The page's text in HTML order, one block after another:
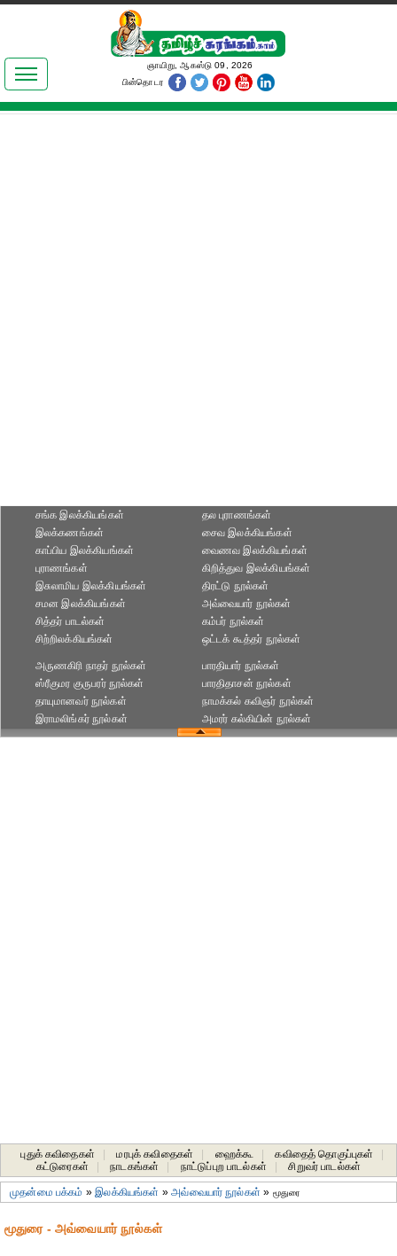
இலக்கியங்கள்
தமிழ் உலகம்
ஞாயிறு, ஆகஸ்டு 09, 2026
பின்தொடர
சங்க இலக்கியங்கள்
இலக்கணங்கள்
காப்பிய இலக்கியங்கள்
புராணங்கள்
தல புராணங்கள்
சைவ இலக்கியங்கள்
வைணவ இலக்கியங்கள்
கிறித்துவ இலக்கியங்கள்
இசுலாமிய இலக்கியங்கள்
சமன இலக்கியங்கள்
சித்தர் பாடல்கள்
சிற்றிலக்கியங்கள்
திரட்டு நூல்கள்
அவ்வையார் நூல்கள்
கம்பர் நூல்கள்
ஒட்டக் கூத்தர் நூல்கள்
அருணகிரி நாதர் நூல்கள்
ஸ்ரீகுமர குருபரர் நூல்கள்
தாயுமானவர் நூல்கள்
இராமலிங்கர் நூல்கள்
பாரதியார் நூல்கள்
பாரதிதாசன் நூல்கள்
நாமக்கல் கவிஞர் நூல்கள்
அமரர் கல்கியின் நூல்கள்
புதுக் கவிதைகள் மரபுக் கவிதைகள் ஹைக்கூ கவிதைத் தொகுப்புகள்
கட்டுரைகள்
நாடகங்கள் நாட்டுப்புற பாடல்கள் சிறுவர் பாடல்கள்
முதன்மை பக்கம் »இலக்கியங்கள் »அவ்வையார் நூல்கள் » மூதுரை
மூதுரை - அவ்வையார் நூல்கள்